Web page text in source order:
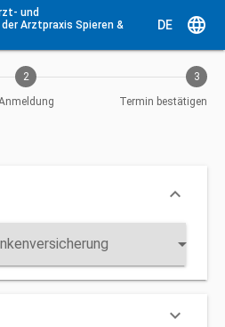
auswählen
und
Arztpraxis Spieren &
DE language
2
3
Termin bestätigen
keyboard_arrow_down
arrow_drop_down
keyboard_arrow_down